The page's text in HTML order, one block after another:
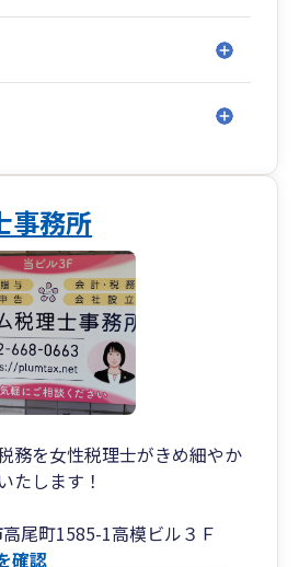
東京都八王子市横山町9-11
奈川県横浜市西区みなとみら
事務所
務を女性税理士がきめ細やか
たします！
尾町1585-1高模ビル３Ｆ
確認